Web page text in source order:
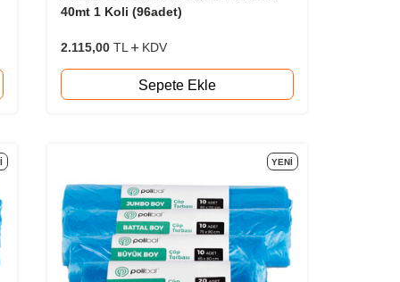
40mt 1 Koli (96adet)
2.115,00TL KDV
Sepete Ekle
YENI